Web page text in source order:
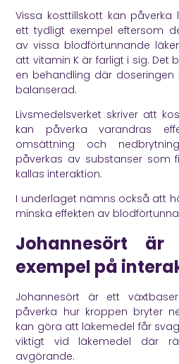
Vissa kosttillskott kan påverka
ett tydligt exempel eftersom
av vissa blodförtunnande
att vitamin K är farligt i sig. Det
en behandling där
balanserad.
Livsmedelsverket skriver att
kan påverka varandras
omsättning och
påverkas av substanser som
kallas interaktion.
I underlaget nämns också att
minska effekten av
Johannesört
exempel på
Johannesört är ett
påverka hur kroppen bryter
kan göra att läkemedel får
viktigt vid läkemedel där
avgörande.